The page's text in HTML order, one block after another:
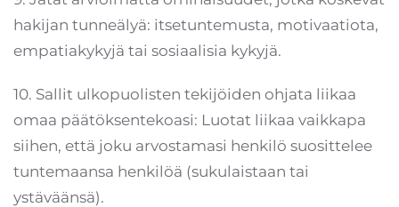
hakijan tunneälyä: itsetuntemusta, motivaatiota,
empatiakykyjä tai sosiaalisia kykyjä.
10. Sallit ulkopuolisten tekijöiden ohjata liikaa
omaa päätöksentekoasi: Luotat liikaa vaikkapa
siihen, että joku arvostamasi henkilö suosittelee
tuntemaansa henkilöä (sukulaistaan tai
ystäväänsä).